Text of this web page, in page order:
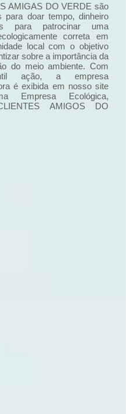
AMIGAS DO VERDE são
para doar tempo, dinheiro
para patrocinar uma
correta em
local com o objetivo
sobre a importância da
do meio ambiente. Com
ação, a empresa
é exibida em nosso site
Empresa Ecológica,
AMIGOS DO